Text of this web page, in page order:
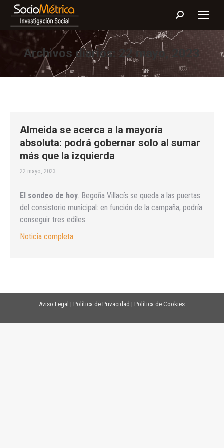
Buscar:
Archivos diarios: 22 mayo, 2023
Almeida se acerca a la mayoría
absoluta: podrá gobernar solo al sumar
más que la izquierda
22 mayo, 2023
El sondeo de hoy. Begoña Villacís se queda a las puertas
del consistorio municipal: en función de la campaña, podría
conseguir tres ediles.
Noticia completa
Aviso Legal | Política de Privacidad | Política de Cookies